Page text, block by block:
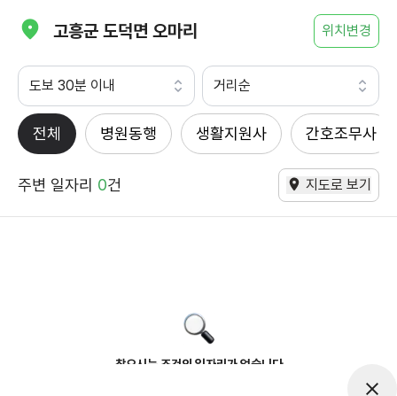
고흥군 도덕면 오마리 위치변경
도보 30분 이내 거리순
전체 병원동행 생활지원사 간호조무사
주변 일자리 0건 지도로 보기
찾으시는 조건의 일자리가 없습니다